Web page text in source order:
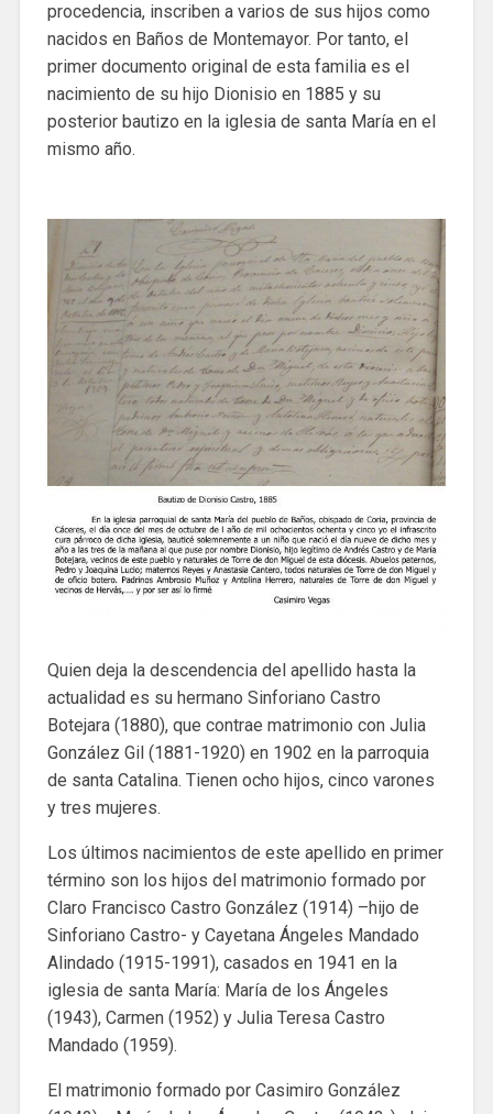
procedencia, inscriben a varios de sus hijos como
nacidos en Baños de Montemayor. Por tanto, el
primer documento original de esta familia es el
nacimiento de su hijo Dionisio en 1885 y su
posterior bautizo en la iglesia de santa María en el
mismo año.
Quien deja la descendencia del apellido hasta la
actualidad es su hermano Sinforiano Castro
Botejara (1880), que contrae matrimonio con Julia
González Gil (1881-1920) en 1902 en la parroquia
de santa Catalina. Tienen ocho hijos, cinco varones
y tres mujeres.
Los últimos nacimientos de este apellido en primer
término son los hijos del matrimonio formado por
Claro Francisco Castro González (1914) –hijo de
Sinforiano Castro- y Cayetana Ángeles Mandado
Alindado (1915-1991), casados en 1941 en la
iglesia de santa María: María de los Ángeles
(1943), Carmen (1952) y Julia Teresa Castro
Mandado (1959).
El matrimonio formado por Casimiro González